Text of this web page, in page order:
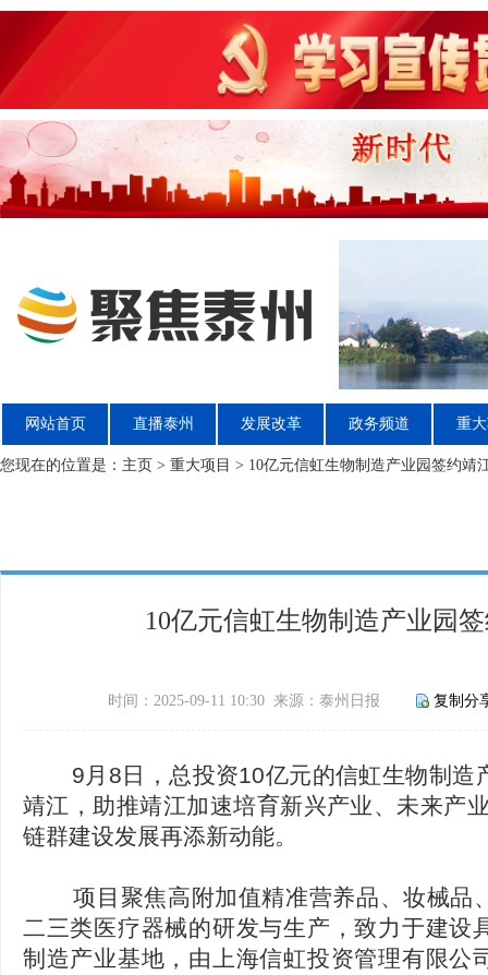
网站首页 直播泰州 发展改革 政务频道 重
您现在的位置是： 主页 > 重大项目 > 10亿元信虹生物制造产业园签约靖
10亿元信虹生物制造产业园
时间：2025-09-11 10:30 来源：泰州日报 复制分
9月8日，总投资10亿元的信虹生物制造
靖江，助推靖江加速培育新兴产业、未来产
链群建设发展再添新动能。
项目聚焦高附加值精准营养品、妆械品
二三类医疗器械的研发与生产，致力于建设
制造产业基地，由上海信虹投资管理有限公